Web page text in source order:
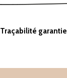
Traçabilité garantie